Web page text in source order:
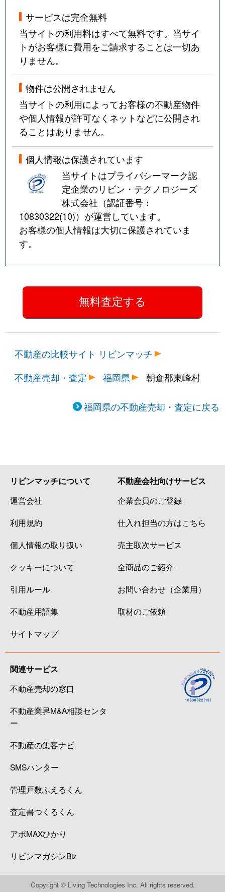
サービスは完全無料
当サイトの利用料はすべて無料です。当サイ
トがお客様に費用をご請求することは一切あ
りません。
物件は公開されません
当サイトの利用によってお客様の不動産物件
や個人情報が許可なくネットなどに公開され
ることはありません。
個人情報は保護されています
当サイトはプライバシーマーク認
定企業のリビン・テクノロジーズ
株式会社（認証番号：
10830322(10)）が運営しています。
お客様の個人情報は大切に保護されていま
す。
不動産の比較サイト リビンマッチ
不動産売却・査定
福岡県 朝倉郡東峰村
福岡県の不動産売却・査定に戻る
リビンマッチについて
運営会社
利用規約
個人情報の取り扱い
クッキーについて
引用ルール
不動産用語集
サイトマップ
不動産会社向けサービス
企業会員のご登録
仕入れ担当の方はこちら
売主取次サービス
全商品のご紹介
お問い合わせ（企業用）
取材のご依頼
関連サービス
不動産売却の窓口
不動産業界M&A相談センタ
ー
不動産の集客ナビ
SMSハンター
管理戸数ふえるくん
査定書つくるくん
アポMAXひかり
リビンマガジンBiz
Copyright © Living Technologies Inc. All rights reserved.